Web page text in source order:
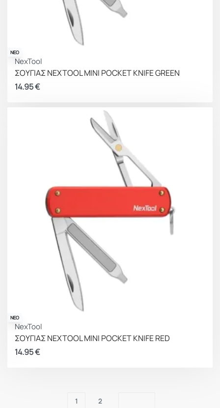
ΝΕΟ
NexTool
ΣΟΥΓΙΑΣ NEXTOOL MINI POCKET KNIFE GREEN
14.95€
ΝΕΟ
NexTool
ΣΟΥΓΙΑΣ NEXTOOL MINI POCKET KNIFE RED
14.95€
1 2